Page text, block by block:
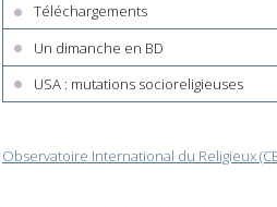
Téléchargements
Un dimanche en BD
USA : mutations socioreligieuses
Observatoire International du Religieux